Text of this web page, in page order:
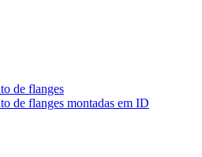
de flanges
de flanges montadas em ID